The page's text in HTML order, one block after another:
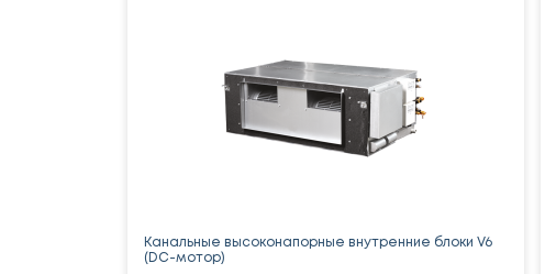
Канальные высоконапорные внутренние блоки V6
(DC-мотор)